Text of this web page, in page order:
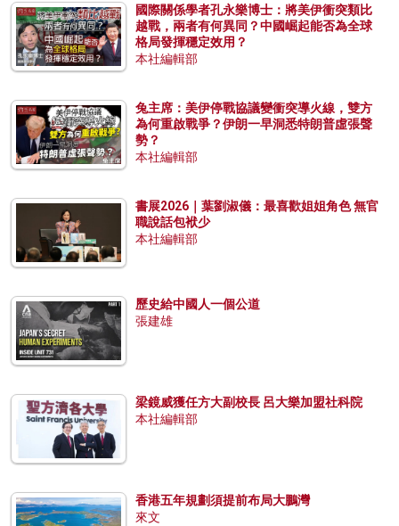
國際關係學者孔永樂博士：將美伊衝突類比
越戰，兩者有何異同？中國崛起能否為全球
格局發揮穩定效用？
本社編輯部
兔主席：美伊停戰協議變衝突導火線，雙方
為何重啟戰爭？伊朗一早洞悉特朗普虛張聲
勢？
本社編輯部
書展2026｜葉劉淑儀：最喜歡姐姐角色 無官
職說話包袱少
本社編輯部
歷史給中國人一個公道
張建雄
梁鏡威獲任方大副校長 呂大樂加盟社科院
本社編輯部
香港五年規劃須提前布局大鵬灣
來文